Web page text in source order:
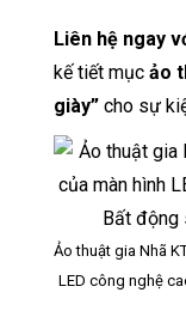
Liên hệ ngay
kế tiết mục ảo
giày”cho sự
Ảo thuật gia Nhã
LED công nghệ